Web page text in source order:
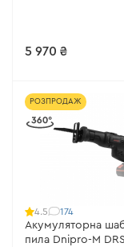
5 970 ₴
РОЗПРОДАЖ
4.5 174
Акумуляторна
пила Dnipro-M